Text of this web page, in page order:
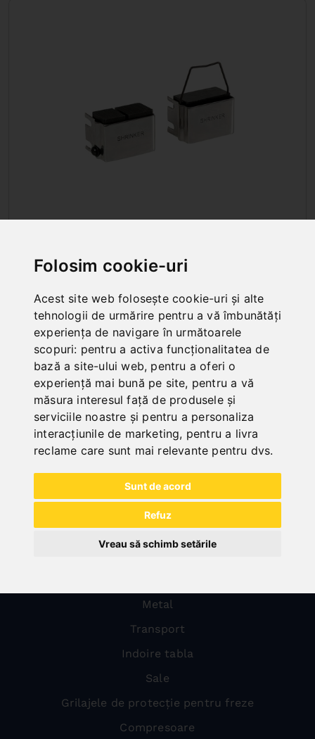
Folosim cookie-uri
Acest site web folosește cookie-uri și alte
tehnologii de urmărire pentru a vă îmbunătăți
experiența de navigare în următoarele
scopuri: pentru a activa funcționalitatea de
bază a site-ului web, pentru a oferi o
experiență mai bună pe site, pentru a vă
măsura interesul față de produsele și
serviciile noastre și pentru a personaliza
interacțiunile de marketing, pentru a livra
reclame care sunt mai relevante pentru dvs.
Sunt de acord
Refuz
Vreau să schimb setările
ACCESORII PENTRU COLECTARE A
INTINDERE
All categories
Metal
Transport
Indoire tabla
Sale
Grilajele de protecție pentru freze
Compresoare